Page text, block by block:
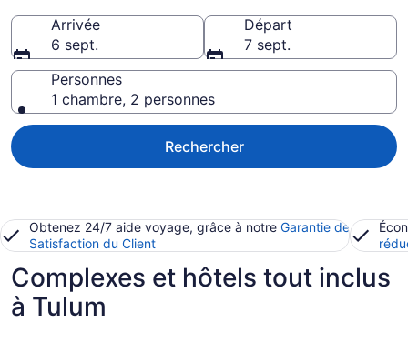
Arrivée
6 sept.
Départ
7 sept.
Personnes
1 chambre, 2 personnes
Rechercher
Obtenez 24/7 aide voyage, grâce à notre Garantie de
Satisfaction du Client
Complexes et hôtels tout inclus
à Tulum